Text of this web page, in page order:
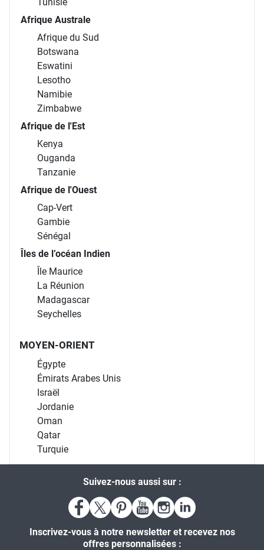
Afrique Australe
Afrique du Sud
Botswana
Eswatini
Lesotho
Namibie
Zimbabwe
Afrique de l'Est
Kenya
Ouganda
Tanzanie
Afrique de l'Ouest
Cap-Vert
Gambie
Sénégal
Îles de l’océan Indien
Île Maurice
La Réunion
Madagascar
Seychelles
MOYEN-ORIENT
Égypte
Émirats Arabes Unis
Israël
Jordanie
Oman
Qatar
Turquie
Suivez-nous aussi sur :
Inscrivez-vous à notre newsletter et recevez nos
offres personnalisées :